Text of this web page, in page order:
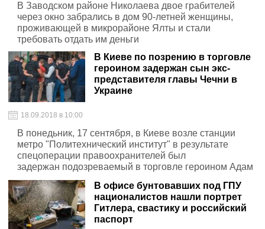
В Заводском районе Николаева двое грабителей
через окно забрались в дом 90-летней женщины,
проживающей в микрорайоне Ялты и стали
требовать отдать им деньги
В Киеве по позрению в торговле
героином задержан сын экс-
представителя главы Чечни в
Украине
18.09.2018 в 10:00
В понедьник, 17 сентября, в Киеве возле станции
метро "Политехнический институт" в результате
спецоперации правоохранителей был
задержан подозреваемый в торговле героином Адам
Цицулаев - сын экс-представителя главы Чечни
Рамзана Кадырова в Украине, Рамзана Цицулаева
В офисе бунтовавших под ГПУ
националистов нашли портрет
Гитлера, свастику и российский
паспорт